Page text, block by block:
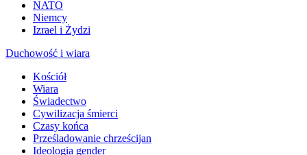
NATO
Niemcy
Izrael i Żydzi
Duchowość i wiara
Kościół
Wiara
Świadectwo
Cywilizacja śmierci
Czasy końca
Prześladowanie chrześcijan
Ideologia gender